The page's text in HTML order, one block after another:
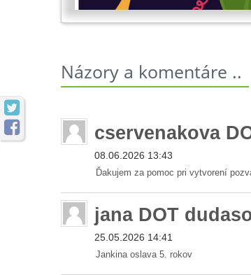


Názory a komentáre ..
cservenakova
08.06.2026 13:43
Ďakujem za pomoc pri vytvorení
jana DOT
25.05.2026 14:41
Jankina oslava 5. rokov